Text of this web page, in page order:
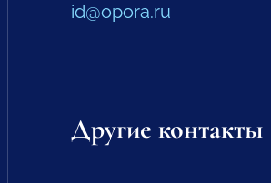
id@opora.ru
Другие контакты